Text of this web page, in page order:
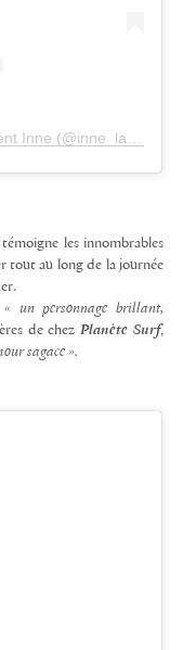
Une publication partagée par Laurent Inne (@inne_laurent)
les innombrables
tout au long de la journée
un personnage brillant,
de chezPlanète Surf,
sagace ».